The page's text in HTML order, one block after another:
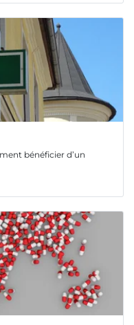
bénéficier d’un